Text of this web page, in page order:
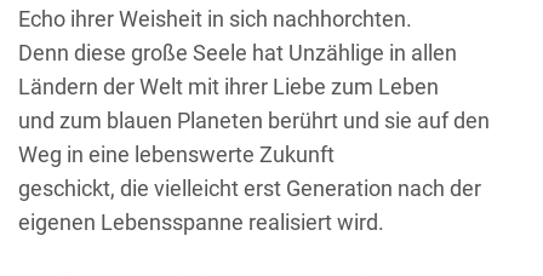
Echo ihrer Weisheit in sich nachhorchten.
Denn diese große Seele hat Unzählige in allen
Ländern der Welt mit ihrer Liebe zum Leben
und zum blauen Planeten berührt und sie auf den
Weg in eine lebenswerte Zukunft
geschickt, die vielleicht erst Generation nach der
eigenen Lebensspanne realisiert wird.